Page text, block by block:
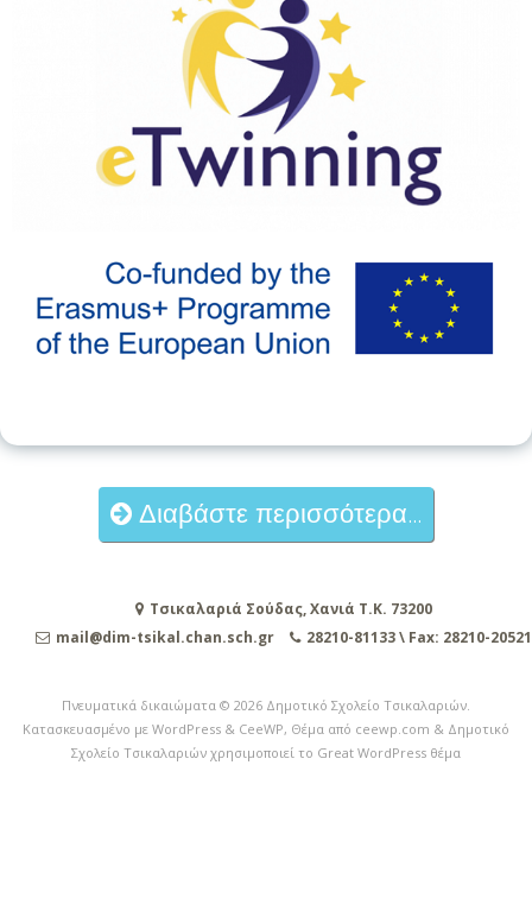
Διαβάστε περισσότερα...
Τσικαλαριά Σούδας, Χανιά Τ.Κ. 73200
mail@dim-tsikal.chan.sch.gr
28210-81133 \ Fax: 28210-20521
Πνευματικά δικαιώματα © 2026 Δημοτικό Σχολείο Τσικαλαριών
Κατασκευασμένο με WordPress & CeeWP, Θέμα από ceewp.com & Δημοτικό
Σχολείο Τσικαλαριών χρησιμοποιεί το Great WordPress θέμα